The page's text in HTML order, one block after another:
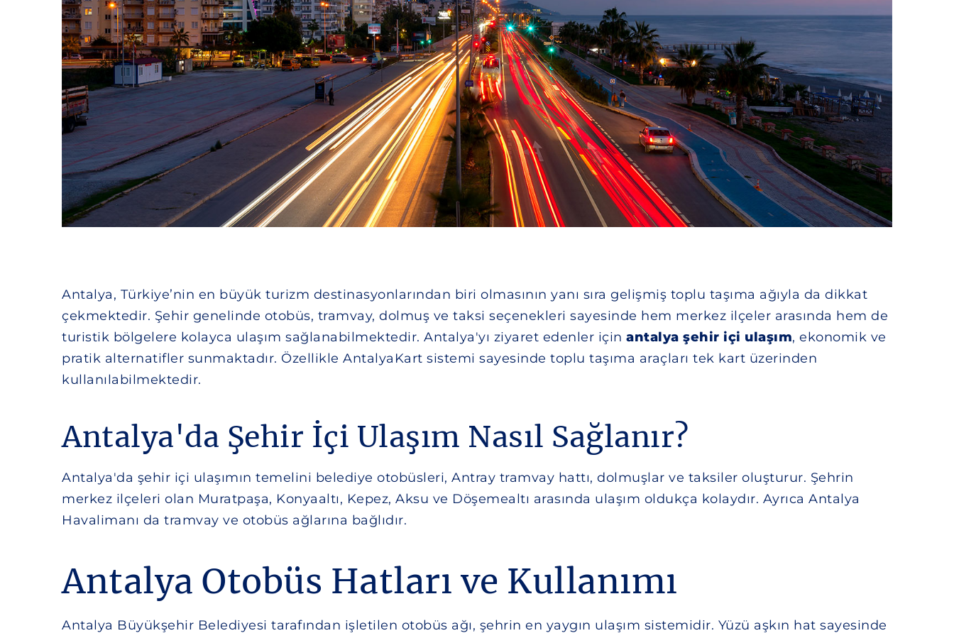
Antalya, Türkiye’nin en büyük turizm destinasyonlarından biri olmasının yanı sıra gelişmiş toplu taşıma ağıyla da dikkat
çekmektedir. Şehir genelinde otobüs, tramvay, dolmuş ve taksi seçenekleri sayesinde hem merkez ilçeler arasında hem de
turistik bölgelere kolayca ulaşım sağlanabilmektedir. Antalya'yı ziyaret edenler için antalya şehir içi ulaşım, ekonomik ve
pratik alternatifler sunmaktadır. Özellikle AntalyaKart sistemi sayesinde toplu taşıma araçları tek kart üzerinden
kullanılabilmektedir.
Antalya'da Şehir İçi Ulaşım Nasıl Sağlanır?
Antalya'da şehir içi ulaşımın temelini belediye otobüsleri, Antray tramvay hattı, dolmuşlar ve taksiler oluşturur. Şehrin
merkez ilçeleri olan Muratpaşa, Konyaaltı, Kepez, Aksu ve Döşemealtı arasında ulaşım oldukça kolaydır. Ayrıca Antalya
Havalimanı da tramvay ve otobüs ağlarına bağlıdır.
Antalya Otobüs Hatları ve Kullanımı
Antalya Büyükşehir Belediyesi tarafından işletilen otobüs ağı, şehrin en yaygın ulaşım sistemidir. Yüzü aşkın hat sayesinde